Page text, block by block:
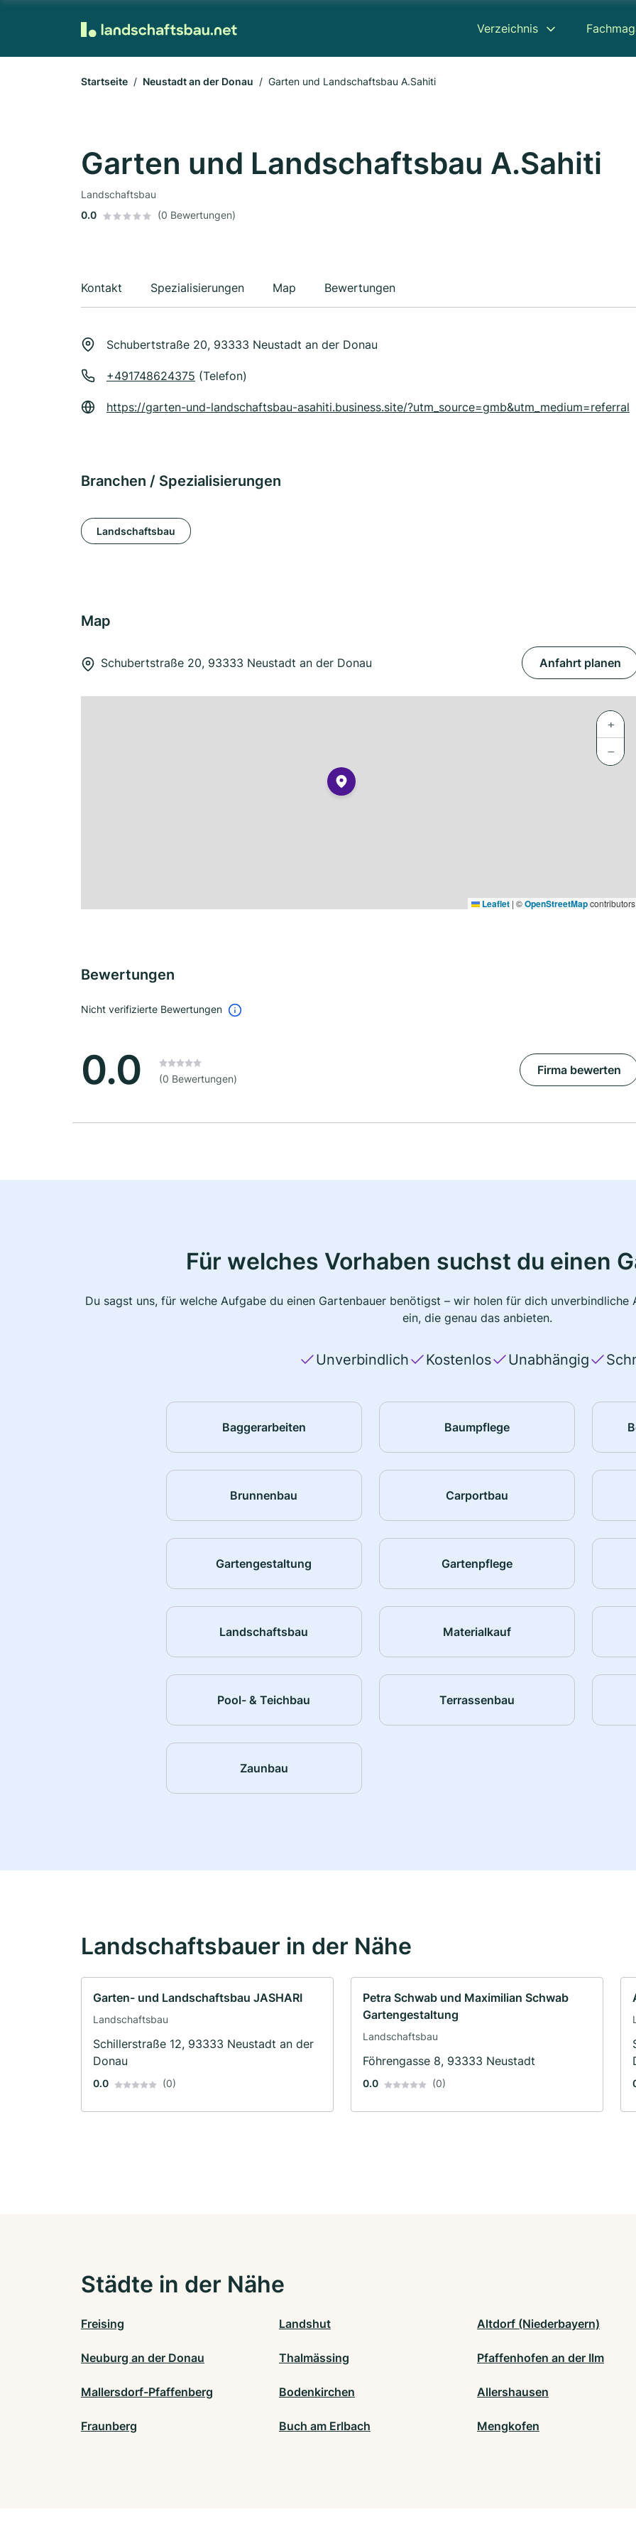
Verzeichnis
Startseite Neustadt an der Donau Garten und Landschaftsbau A.Sahiti
Garten und Landschaftsbau A.Sahiti
Landschaftsbau
0.0
(0 Bewertungen)
Kontakt Spezialisierungen Map Bewertungen
Schubertstraße 20, 93333 Neustadt an der Donau
+491748624375 (Telefon)
https://garten-und-landschaftsbau-asahiti.business.site/?utm_source=gmb&utm_medium=referral
Branchen / Spezialisierungen
Landschaftsbau
Map
Schubertstraße 20, 93333 Neustadt an der Donau Anfahrt planen
+
−
Leaflet | ©OpenStreetMapcontributors
Bewertungen
Nicht verifizierte Bewertungen
0.0 (0 Bewertungen)
Firma bewerten
Für welches Vorhaben suchst du einen
Du sagst uns, für welche Aufgabe du einen Gartenbauer benötigst – wir holen für dich
ein, die genau das anbieten.
Unverbindlich Kostenlos Unabhängig
Baggerarbeiten Baumpflege
Brunnenbau Carportbau
Gartengestaltung Gartenpflege
Landschaftsbau Materialkauf
Pool- & Teichbau Terrassenbau
Zaunbau
Landschaftsbauer in der Nähe
Garten- und Landschaftsbau JASHARI
Landschaftsbau
Schillerstraße 12, 93333 Neustadt an der
Donau
0.0 (0)
Petra Schwab und Maximilian Schwab
Gartengestaltung
Landschaftsbau
Föhrengasse 8, 93333 Neustadt
0.0 (0)
Städte in der Nähe
Freising Landshut Altdorf (Niederbayern)
Neuburg an der Donau Thalmässing Pfaffenhofen an der Ilm
Mallersdorf-Pfaffenberg Bodenkirchen Allershausen
Fraunberg Buch am Erlbach Mengkofen